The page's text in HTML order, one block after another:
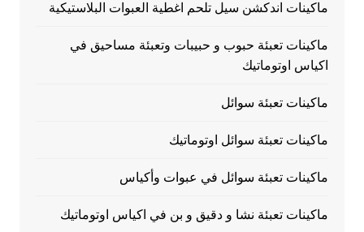
ماكينات اندكشن سيل تلحم اغطية العبوات البلاستيكية
ماكينات تعبئة حبوب و حبيبات وتعبئة مساحيق في
اكياس اوتوماتيك
ماكينات تعبئة سوائل
ماكينات تعبئة سوائل اوتوماتيك
ماكينات تعبئة سوائل في عبوات وأكياس
ماكينات تعبئة نشا و دقيق و بن في اكياس اوتوماتيك